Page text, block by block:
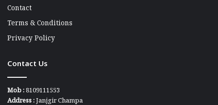
Contact
Terms & Conditions
Privacy Policy
Contact Us
Mob :8109111553
Address :Janjgir Champa